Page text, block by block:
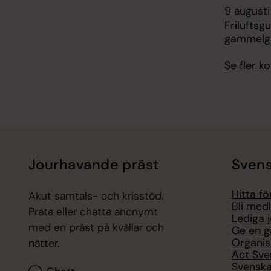
9
Se fler
Jourhavande präst
Akut samtals- och krisstöd.
Prata eller chatta anonymt
med en präst på kvällar och
nätter.
Hitta
Bli
Lediga
Ge en
Act